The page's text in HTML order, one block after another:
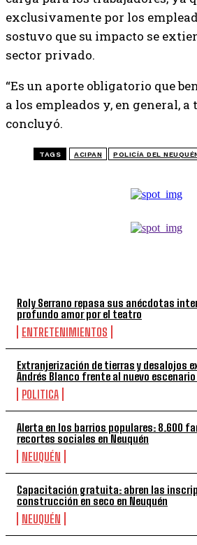
Roly Serrano repasa sus anécdotas
profundo amor por el teatro
ENTRETENIMIENTOS
Extranjerización de tierras y desalojos
Andrés Blanco frente al nuevo
POLITICA
Alerta en los barrios populares: 8.600
recortes sociales en Neuquén
NEUQUÉN
Capacitación gratuita: abren las
construcción en seco en Neuquén
NEUQUÉN
exclusivamente por los
sostuvo que su impacto se
sector privado.
“Es un aporte obligatorio que
a los empleados y, en general, a
concluyó.
TAGS ACIPAN POLICÍA DEL